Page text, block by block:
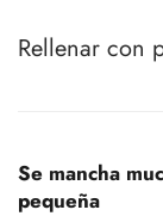
Rellenar con
Se mancha
pequeña